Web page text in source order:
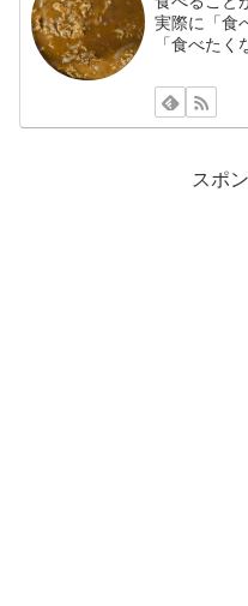
実際に「食
「食べたく
スポ